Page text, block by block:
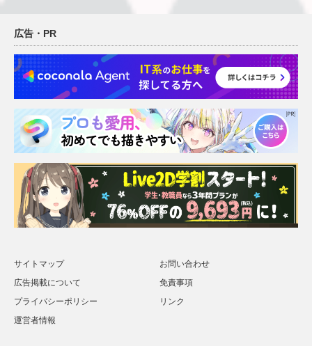
広告・PR
サイトマップ
お問い合わせ
広告掲載について
免責事項
プライバシーポリシー
リンク
運営者情報